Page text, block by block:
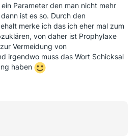
Parameter den man nicht mehr
ist es so. Durch den
merke ich das ich eher mal zum
von daher ist Prophylaxe
Vermeidung von
irgendwo muss das Wort Schicksal
haben